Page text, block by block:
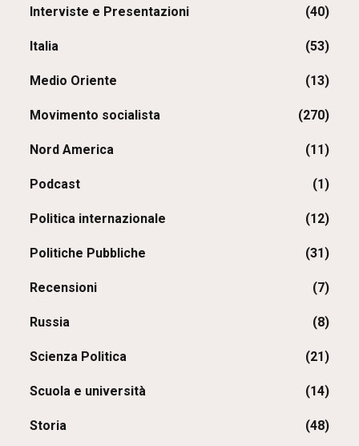
Interviste e Presentazioni (40)
Italia (53)
Medio Oriente (13)
Movimento socialista (270)
Nord America (11)
Podcast (1)
Politica internazionale (12)
Politiche Pubbliche (31)
Recensioni (7)
Russia (8)
Scienza Politica (21)
Scuola e università (14)
Storia (48)